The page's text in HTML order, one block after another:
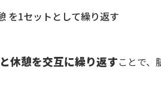
を1セットとして繰り返す
休憩を交互に繰り返すことで、